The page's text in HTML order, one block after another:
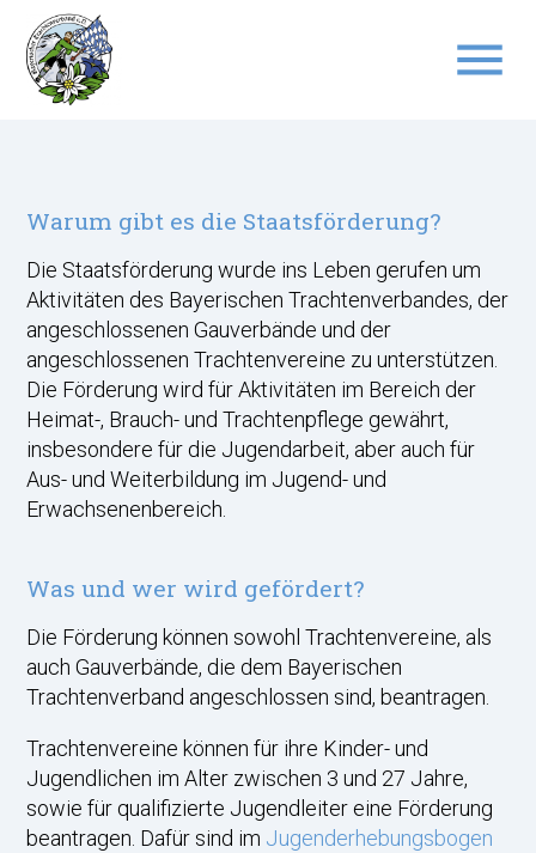
menu
Warum gibt es die Staatsförderung?
Die Staatsförderung wurde ins Leben gerufen um
Aktivitäten des Bayerischen Trachtenverbandes, der
angeschlossenen Gauverbände und der
angeschlossenen Trachtenvereine zu unterstützen.
Die Förderung wird für Aktivitäten im Bereich der
Heimat-, Brauch- und Trachtenpflege gewährt,
insbesondere für die Jugendarbeit, aber auch für
Aus- und Weiterbildung im Jugend- und
Erwachsenenbereich.
Was und wer wird gefördert?
Die Förderung können sowohl Trachtenvereine, als
auch Gauverbände, die dem Bayerischen
Trachtenverband angeschlossen sind, beantragen.
Trachtenvereine können für ihre Kinder- und
Jugendlichen im Alter zwischen 3 und 27 Jahre,
sowie für qualifizierte Jugendleiter eine Förderung
beantragen. Dafür sind im Jugenderhebungsbogen